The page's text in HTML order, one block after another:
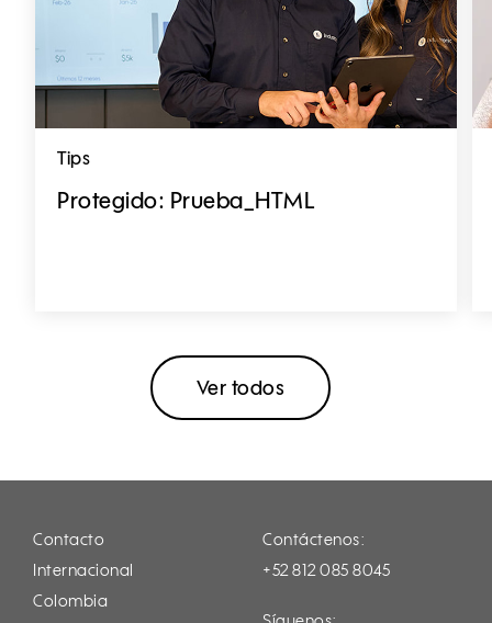
Tips
Protegido: Prueba_HTML
Ver todos
Contacto
Internacional
Colombia
Contáctenos:
+52 812 085 8045